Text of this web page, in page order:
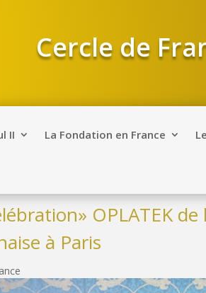
Cercle de
II La Fondation en France
OPLATEK
à Paris